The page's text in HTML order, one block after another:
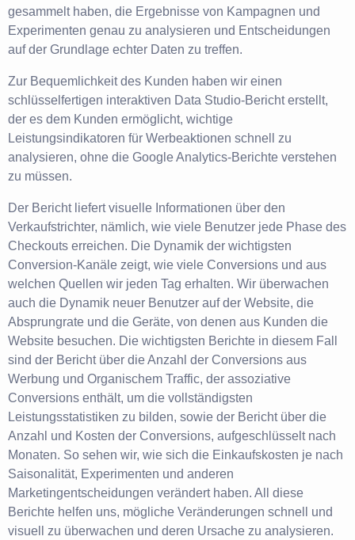
gesammelt haben, die Ergebnisse von Kampagnen und
Experimenten genau zu analysieren und Entscheidungen
auf der Grundlage echter Daten zu treffen.
Zur Bequemlichkeit des Kunden haben wir einen
schlüsselfertigen interaktiven Data Studio-Bericht erstellt,
der es dem Kunden ermöglicht, wichtige
Leistungsindikatoren für Werbeaktionen schnell zu
analysieren, ohne die Google Analytics-Berichte verstehen
zu müssen.
Der Bericht liefert visuelle Informationen über den
Verkaufstrichter, nämlich, wie viele Benutzer jede Phase des
Checkouts erreichen. Die Dynamik der wichtigsten
Conversion-Kanäle zeigt, wie viele Conversions und aus
welchen Quellen wir jeden Tag erhalten. Wir überwachen
auch die Dynamik neuer Benutzer auf der Website, die
Absprungrate und die Geräte, von denen aus Kunden die
Website besuchen. Die wichtigsten Berichte in diesem Fall
sind der Bericht über die Anzahl der Conversions aus
Werbung und Organischem Traffic, der assoziative
Conversions enthält, um die vollständigsten
Leistungsstatistiken zu bilden, sowie der Bericht über die
Anzahl und Kosten der Conversions, aufgeschlüsselt nach
Monaten. So sehen wir, wie sich die Einkaufskosten je nach
Saisonalität, Experimenten und anderen
Marketingentscheidungen verändert haben. All diese
Berichte helfen uns, mögliche Veränderungen schnell und
visuell zu überwachen und deren Ursache zu analysieren.